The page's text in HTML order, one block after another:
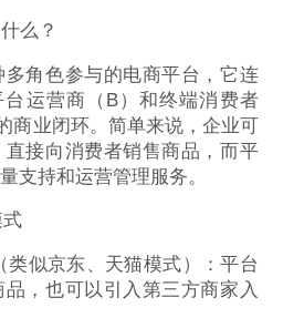
么？
多角色参与的电商平台，它连
运营商（B）和终端消费者
商业闭环。简单来说，企业可
直接向消费者销售商品，而平
支持和运营管理服务。
式
似京东、天猫模式）：平台
，也可以引入第三方商家入